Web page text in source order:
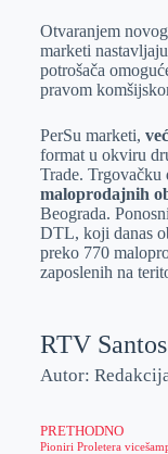
Otvaranjem
marketi
potrošača
pravom
PerSu marketi,
format u okviru
Trade. Trgovačku
maloprodajnih
Beograda.
DTL, koji danas
preko 770
zaposlenih na
RTV Santos
Autor:
PRETHODNO